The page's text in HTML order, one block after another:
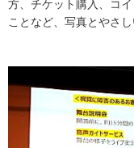
方、チケット購入、コ
ことなど、写真とやさ